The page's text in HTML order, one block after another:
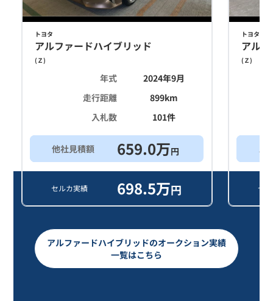
トヨタ
アルファードハイブリッド
( Ｚ)
年式
2024年9月
走行距離
899km
入札数
101件
他社見積額 659.0万円
セルカ実績 698.5万円
トヨタ
アル
( Ｚ)
ス
セ
アルファードハイブリッドのオークション実績
一覧はこちら